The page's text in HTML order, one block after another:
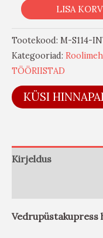
LISA
Tootekood: M-S114-
Kategooriad:
TÖÖRIISTAD
KÜSI
Kirjeldus
Vedrupüstakupress